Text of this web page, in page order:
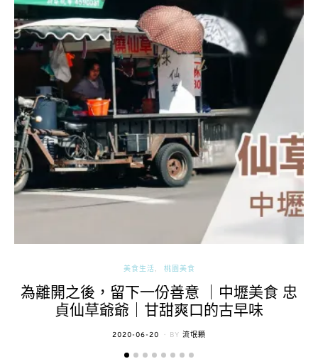
美食生活 桃園美食
為離開之後，留下一份善意 ｜中壢美食 忠
貞仙草爺爺｜甘甜爽口的古早味
POSTED
2020-06-20 BY 流氓顆